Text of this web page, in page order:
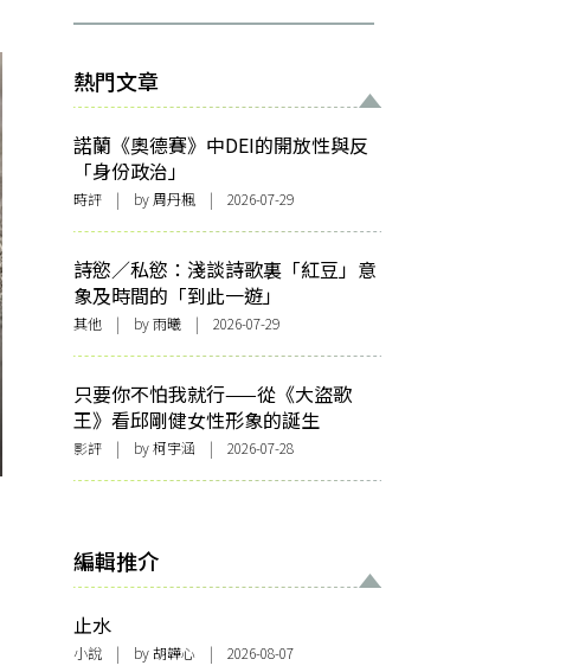
熱門文章
諾蘭《奧德賽》中DEI的開放性與反
「身份政治」
時評 | by 周丹楓 | 2026-07-29
詩慾／私慾：淺談詩歌裏「紅豆」意
象及時間的「到此一遊」
其他 | by 雨曦 | 2026-07-29
只要你不怕我就行——從《大盜歌
王》看邱剛健女性形象的誕生
影評 | by 柯宇涵 | 2026-07-28
編輯推介
止水
小說 | by 胡韡心 | 2026-08-07